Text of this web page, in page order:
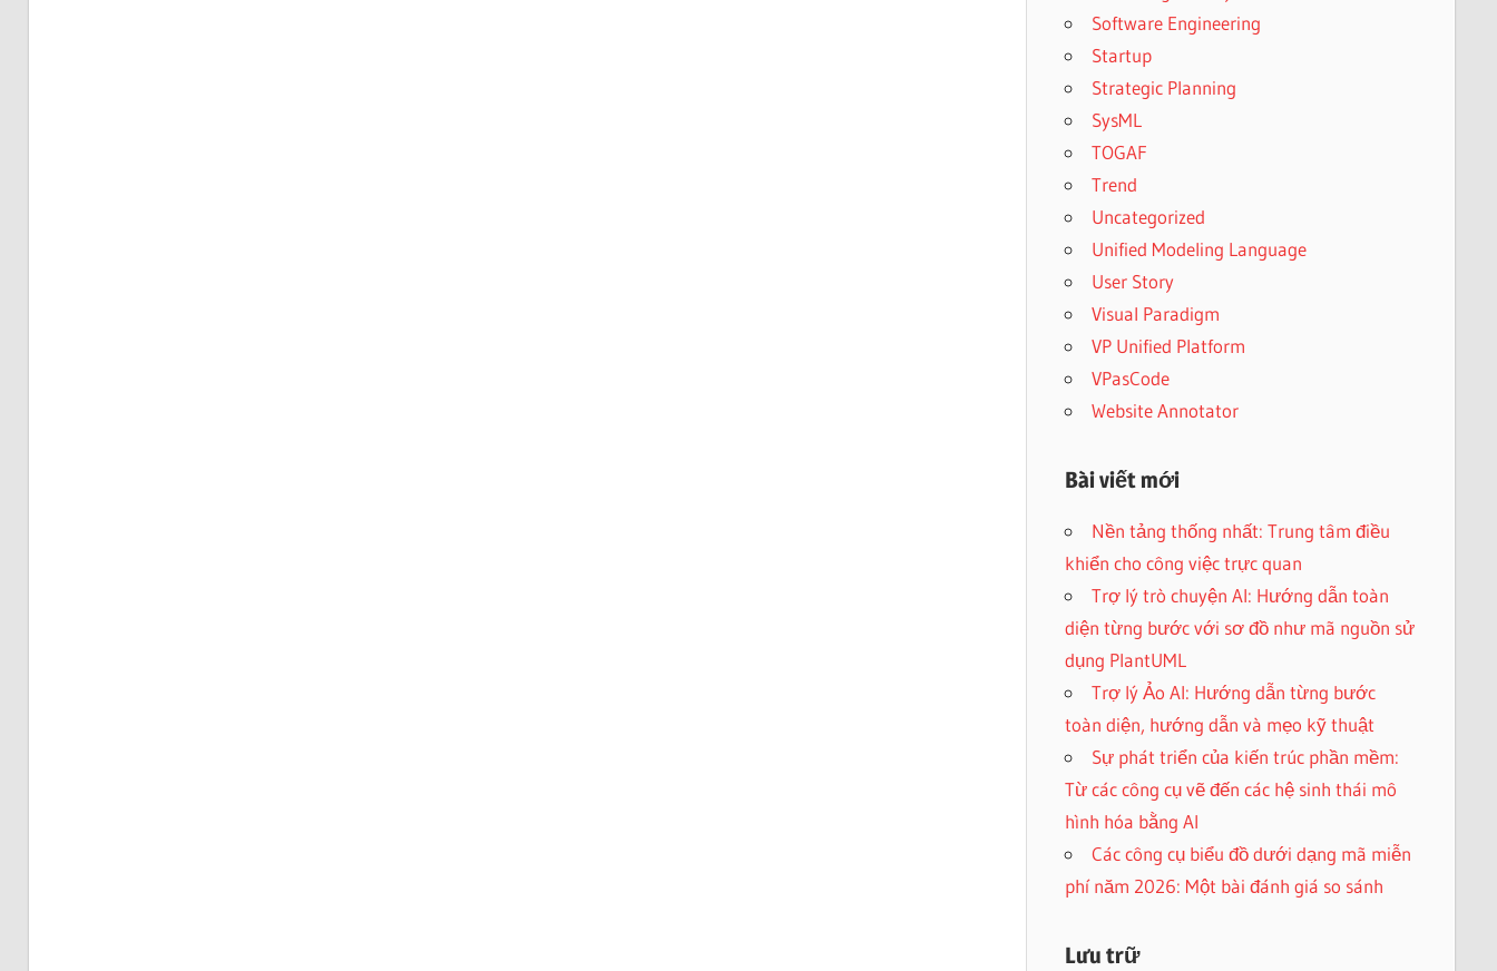
Software Engineering
Startup
Strategic Planning
SysML
TOGAF
Trend
Uncategorized
Unified Modeling Language
User Story
Visual Paradigm
VP Unified Platform
VPasCode
Website Annotator
Bài viết mới
Nền tảng thống nhất: Trung tâm điều
khiển cho công việc trực quan
Trợ lý trò chuyện AI: Hướng dẫn toàn
diện từng bước với sơ đồ như mã nguồn sử
dụng PlantUML
Trợ lý Ảo AI: Hướng dẫn từng bước
toàn diện, hướng dẫn và mẹo kỹ thuật
Sự phát triển của kiến trúc phần mềm:
Từ các công cụ vẽ đến các hệ sinh thái mô
hình hóa bằng AI
Các công cụ biểu đồ dưới dạng mã miễn
phí năm 2026: Một bài đánh giá so sánh
Lưu trữ